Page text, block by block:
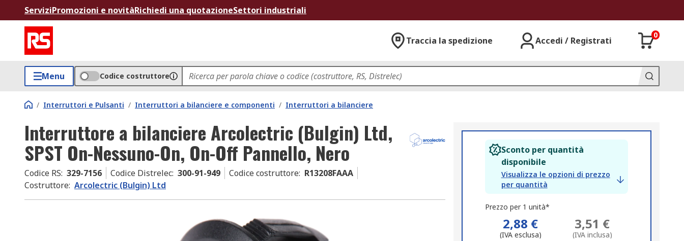
ServiziPromozioni e novitàRichiedi una quotazioneSettori industriali
Traccia la spedizione Accedi / Registrati
0
Menu Codice costruttore
/ Interruttori e Pulsanti / Interruttori a bilanciere e componenti / Interruttori a bilanciere
Interruttore a bilanciere Arcolectric (Bulgin) Ltd,
SPST On-Nessuno-On, On-Off Pannello, Nero
Codice RS: 329-7156 Codice Distrelec: 300-91-949 Codice costruttore: R13208FAAA
Costruttore: Arcolectric (Bulgin) Ltd
Sconto per quantità
disponibile
Visualizza le opzioni di prezzo
per quantità
Prezzo per 1 unità*
2,88 €
(IVA esclusa)
3,51 €
(IVA inclusa)